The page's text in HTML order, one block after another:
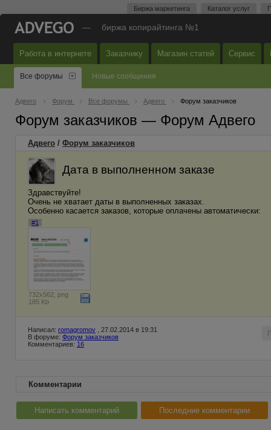
Биржа маркетинга Каталог услуг
— биржа копирайтинга №1
Работа в интернете Заказчику Магазин статей Сервис
Все форумы Новые сообщения
Адвего Форум Все форумы Адвего Форум заказчиков
Форум заказчиков — Форум Адвего
Адвего / Форум заказчиков
Дата в выполненном заказе
Здравствуйте!
Очень не хватает даты в выполненных заказах.
Особенно касается заказов, которые оплачены автоматически:
#1
732x562, png
185 Kb
Написал: romagromov , 27.02.2014 в 19:31
В форуме: Форум заказчиков
Комментариев: 16
Комментарии
Написать комментарий Последние комментарии